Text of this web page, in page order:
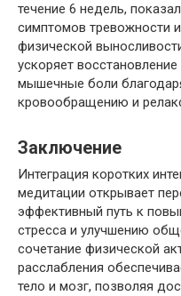
течение 6 недель,
симптомов тревожности
физической
ускоряет
мышечные боли
кровообращению и
Заключение
Интеграция коротких
медитации открывает
эффективный путь к
стресса и улучшению
сочетание физической
расслабления
тело и мозг, позволяя